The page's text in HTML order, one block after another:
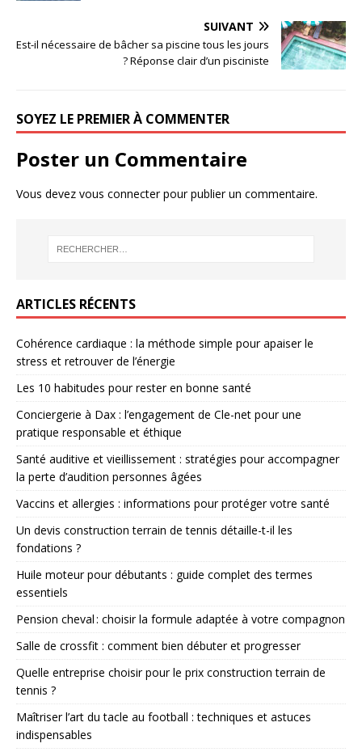
SUIVANT
Est-il nécessaire de bâcher sa piscine tous les jours
? Réponse clair d’un pisciniste
SOYEZ LE PREMIER À COMMENTER
Poster un Commentaire
Vous devez vous connecterpour publier un commentaire.
ARTICLES RÉCENTS
Cohérence cardiaque : la méthode simple pour apaiser le
stress et retrouver de l’énergie
Les 10 habitudes pour rester en bonne santé
Conciergerie à Dax : l’engagement de Cle-net pour une
pratique responsable et éthique
Santé auditive et vieillissement : stratégies pour accompagner
la perte d’audition personnes âgées
Vaccins et allergies : informations pour protéger votre santé
Un devis construction terrain de tennis détaille-t-il les
fondations ?
Huile moteur pour débutants : guide complet des termes
essentiels
Pension cheval : choisir la formule adaptée à votre compagnon
Salle de crossfit : comment bien débuter et progresser
Quelle entreprise choisir pour le prix construction terrain de
tennis ?
Maîtriser l’art du tacle au football : techniques et astuces
indispensables